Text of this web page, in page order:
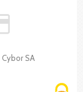
Cybor SA